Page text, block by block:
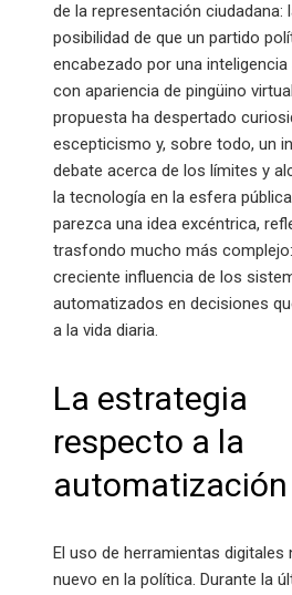
de la representación ciudadana:
posibilidad de que un partido
encabezado por una inteligencia
con apariencia de pingüino
propuesta ha despertado
escepticismo y, sobre todo, un
debate acerca de los límites y
la tecnología en la esfera
parezca una idea excéntrica,
trasfondo mucho más
creciente influencia de los
automatizados en decisiones
a la vida diaria.
La estrategia
respecto a la
automatización
El uso de herramientas digitales
nuevo en la política. Durante la